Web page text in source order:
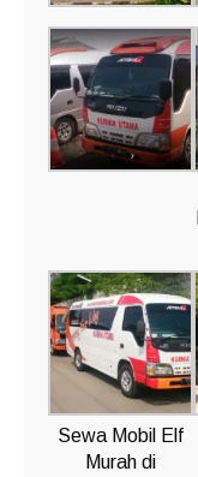
Sewa Mobil Elf
Murah di